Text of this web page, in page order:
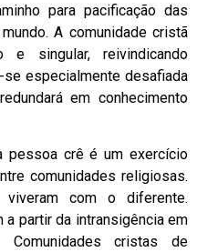
para pacificação das
A comunidade cristã
singular, reivindicando
especialmente desafiada
em conhecimento
pessoa crê é um exercício
comunidades religiosas.
viveram com o diferente.
partir da intransigência em
cristas de